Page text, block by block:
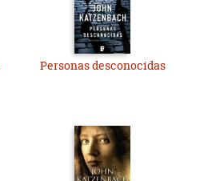
Personas desconocidas